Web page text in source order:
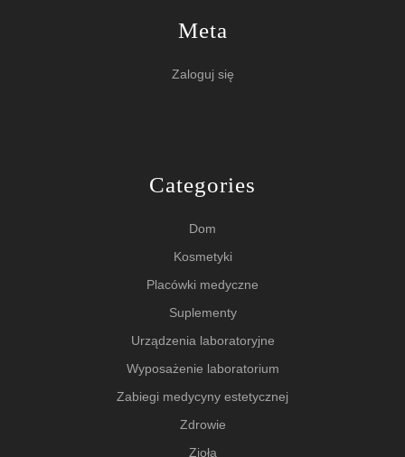
Meta
Zaloguj się
Categories
Dom
Kosmetyki
Placówki medyczne
Suplementy
Urządzenia laboratoryjne
Wyposażenie laboratorium
Zabiegi medycyny estetycznej
Zdrowie
Zioła